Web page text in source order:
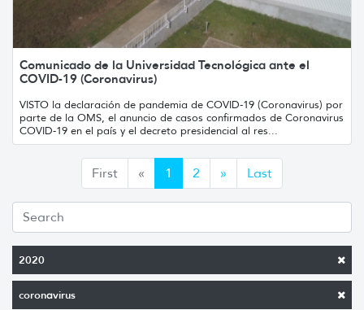
2020
coronavirus
Comunicado de la Universidad Tecnológica ante el
COVID-19 (Coronavirus)
VISTO la declaración de pandemia de COVID-19 (Coronavirus) por
parte de la OMS, el anuncio de casos confirmados de Coronavirus
COVID-19 en el país y el decreto presidencial al res...
First « Anterior
1 2 » Siguiente
Last